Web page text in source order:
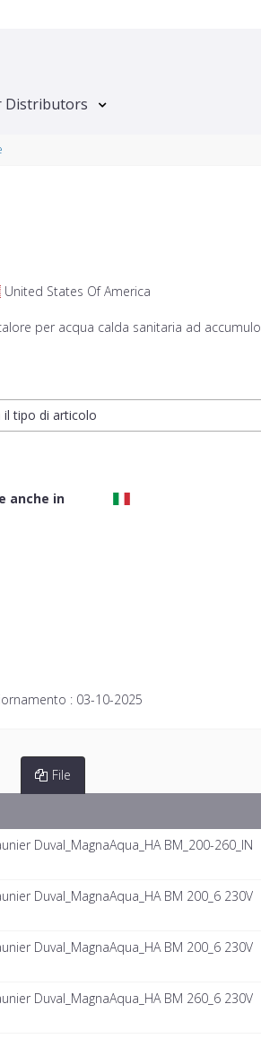
Distributors
United States Of America
per acqua calda sanitaria ad accumulo
il tipo di articolo
anche in
: 03-10-2025
File
Duval_MagnaAqua_HA BM_200-260_IN
Duval_MagnaAqua_HA BM 200_6 230V
Duval_MagnaAqua_HA BM 200_6 230V
Duval_MagnaAqua_HA BM 260_6 230V